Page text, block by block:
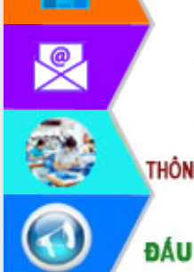
món ăn từ sầu riêng
Đắk Lắk công bố Quy hoạch và xúc
tiến đầu tư tỉnh
Ngành cá ngừ Đắk Lắk chủ động thích
ứng để giữ vững thị trường xuất khẩu
Diễn đàn Kinh tế tư nhân Việt Nam đột
phá cơ chế - Hợp tác công tư
Đề án 06 tạo bước ngoặt đột phá trong
cải cách hành chính tỉnh Đắk Lắk
Kết nối tour, đẩy mạnh chuyển đổi số
để phát triển du lịch Đắk Lắk
Khởi động Dự án Đầu tư xây dựng hạ
tầng kỹ thuật Cụm công nghiệp Tân
Tiến